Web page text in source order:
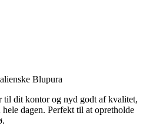
Blupura
til dit kontor og nyd godt af kvalitet,
dagen. Perfekt til at opretholde